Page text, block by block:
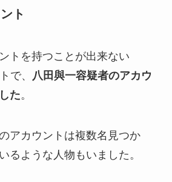
ト
トを持つことが出来ない
で、
八田與一容疑者のアカウ
た。
アカウントは複数名見つか
るような人物もいました。